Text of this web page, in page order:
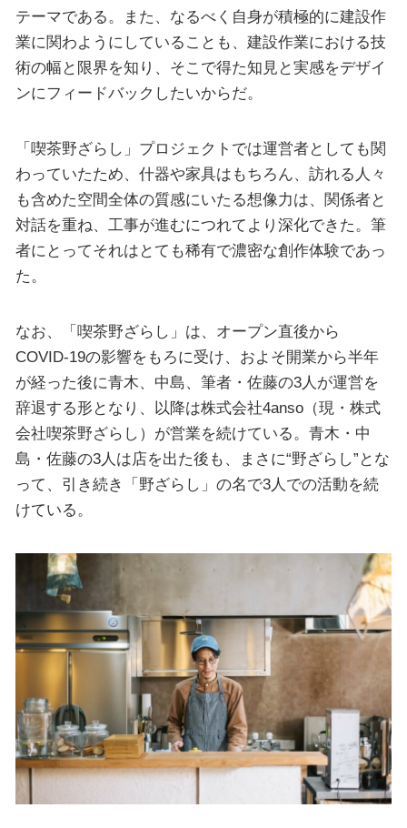
テーマである。また、なるべく自身が積極的に建設作
業に関わようにしていることも、建設作業における技
術の幅と限界を知り、そこで得た知見と実感をデザイ
ンにフィードバックしたいからだ。
「喫茶野ざらし」プロジェクトでは運営者としても関
わっていたため、什器や家具はもちろん、訪れる人々
も含めた空間全体の質感にいたる想像力は、関係者と
対話を重ね、工事が進むにつれてより深化できた。筆
者にとってそれはとても稀有で濃密な創作体験であっ
た。
なお、「喫茶野ざらし」は、オープン直後から
COVID-19の影響をもろに受け、およそ開業から半年
が経った後に青木、中島、筆者・佐藤の3人が運営を
辞退する形となり、以降は株式会社4anso（現・株式
会社喫茶野ざらし）が営業を続けている。青木・中
島・佐藤の3人は店を出た後も、まさに“野ざらし”とな
って、引き続き「野ざらし」の名で3人での活動を続
けている。